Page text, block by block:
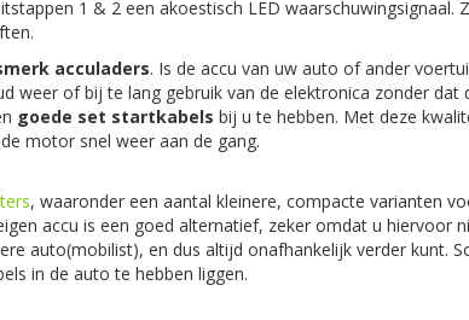
1 & 2 een akoestisch LED waarschuwingsignaal.
acculaders. Is de accu van uw auto of ander
weer of bij te lang gebruik van de elektronica zonder
goede set startkabels bij u te hebben. Met deze
motor snel weer aan de gang.
, waaronder een aantal kleinere, compacte varianten
accu is een goed alternatief, zeker omdat u hiervoor
auto(mobilist), en dus altijd onafhankelijk verder kunt.
in de auto te hebben liggen.